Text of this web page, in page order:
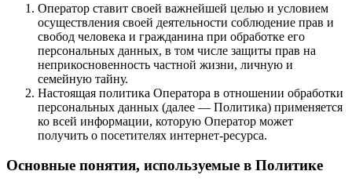
Оператор ставит своей важнейшей целью и условием
осуществления своей деятельности соблюдение прав и
свобод человека и гражданина при обработке его
персональных данных, в том числе защиты прав на
неприкосновенность частной жизни, личную и
семейную тайну.
Настоящая политика Оператора в отношении обработки
персональных данных (далее — Политика) применяется
ко всей информации, которую Оператор может
получить о посетителях интернет-ресурса.
Основные понятия, используемые в Политике